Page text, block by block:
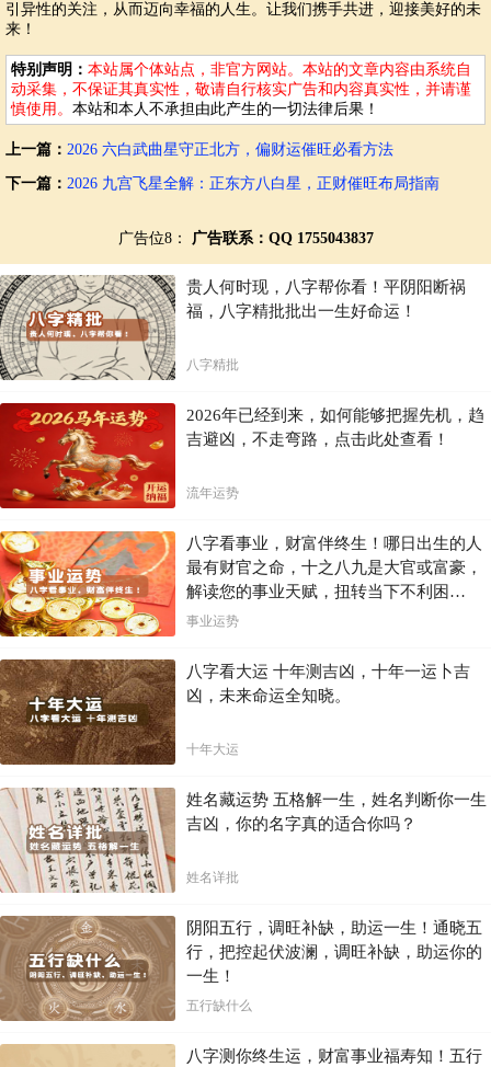
引异性的关注，从而迈向幸福的人生。让我们携手共进，迎接美好的未
来！
特别声明： 本站属个体站点，非官方网站。本站的文章内容由系统自
动采集，不保证其真实性，敬请自行核实广告和内容真实性，并请谨
慎使用。 本站和本人不承担由此产生的一切法律后果！
上一篇： 2026 六白武曲星守正北方，偏财运催旺必看方法
下一篇： 2026 九宫飞星全解：正东方八白星，正财催旺布局指南
广告位8： 广告联系：QQ 1755043837
贵人何时现，八字帮你看！平阴阳断祸
福，八字精批批出一生好命运！
八字精批
2026年已经到来，如何能够把握先机，趋
吉避凶，不走弯路，点击此处查看！
流年运势
八字看事业，财富伴终生！哪日出生的人
最有财官之命，十之八九是大官或富豪，
解读您的事业天赋，扭转当下不利困
局！！
事业运势
八字看大运 十年测吉凶，十年一运卜吉
凶，未来命运全知晓。
十年大运
姓名藏运势 五格解一生，姓名判断你一生
吉凶，你的名字真的适合你吗？
姓名详批
阴阳五行，调旺补缺，助运一生！通晓五
行，把控起伏波澜，调旺补缺，助运你的
一生！
五行缺什么
八字测你终生运，财富事业福寿知！五行